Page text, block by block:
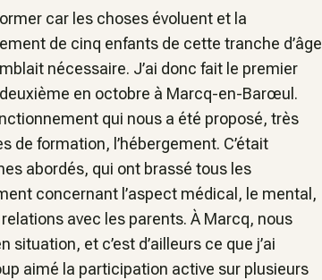
car les choses évoluent et la
de cinq enfants de cette tranche d’âge
nécessaire. J’ai donc fait le premier
en octobre à Marcq-en-Barœul.
qui nous a été proposé, très
de formation, l’hébergement. C’était
abordés, qui ont brassé tous les
concernant l’aspect médical, le mental,
avec les parents. À Marcq, nous
et c’est d’ailleurs ce que j’ai
aimé la participation active sur plusieurs